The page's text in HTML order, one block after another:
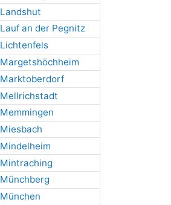
Landshut
Lauf an der Pegnitz
Lichtenfels
Margetshöchheim
Marktoberdorf
Mellrichstadt
Memmingen
Miesbach
Mindelheim
Mintraching
Münchberg
München